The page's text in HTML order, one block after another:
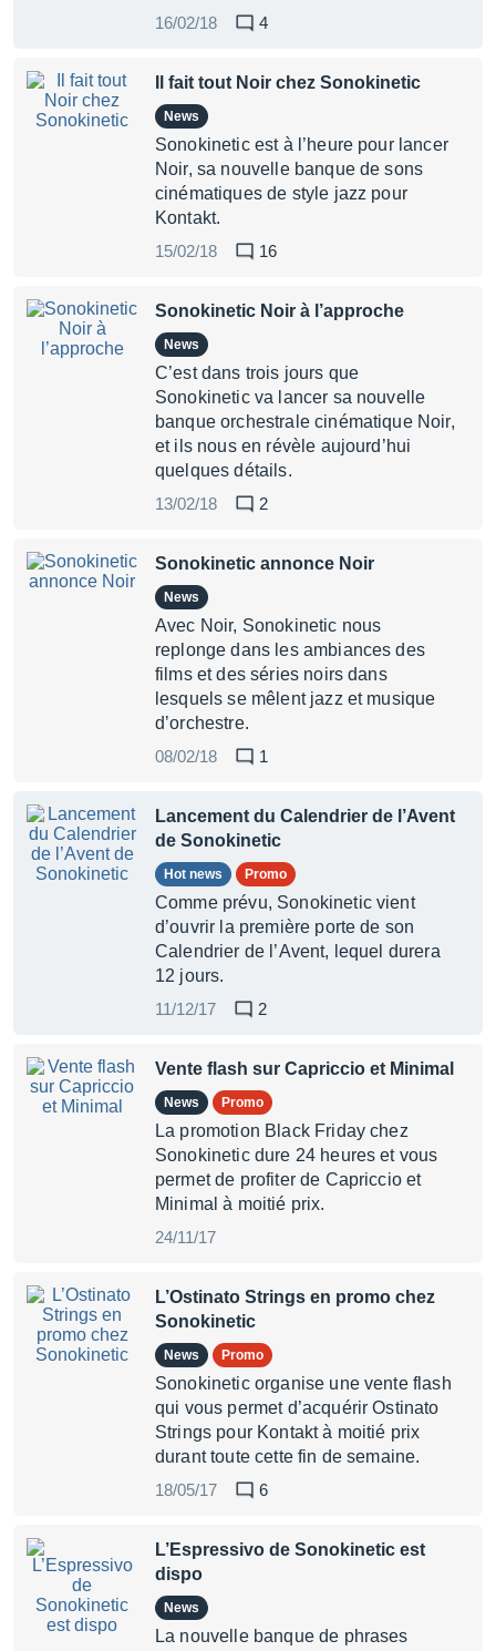
16/02/18
4
Il fait tout Noir chez Sonokinetic
News
Sonokinetic est à l’heure pour lancer
Noir, sa nouvelle banque de sons
cinématiques de style jazz pour
Kontakt.
15/02/18
16
Sonokinetic Noir à l’approche
News
C’est dans trois jours que
Sonokinetic va lancer sa nouvelle
banque orchestrale cinématique Noir,
et ils nous en révèle aujourd’hui
quelques détails.
13/02/18
2
Sonokinetic annonce Noir
News
Avec Noir, Sonokinetic nous
replonge dans les ambiances des
films et des séries noirs dans
lesquels se mêlent jazz et musique
d’orchestre.
08/02/18
1
Lancement du Calendrier de l’Avent
de Sonokinetic
Hot news Promo
Comme prévu, Sonokinetic vient
d’ouvrir la première porte de son
Calendrier de l’Avent, lequel durera
12 jours.
11/12/17
2
Vente flash sur Capriccio et Minimal
News Promo
La promotion Black Friday chez
Sonokinetic dure 24 heures et vous
permet de profiter de Capriccio et
Minimal à moitié prix.
24/11/17
L’Ostinato Strings en promo chez
Sonokinetic
News Promo
Sonokinetic organise une vente flash
qui vous permet d’acquérir Ostinato
Strings pour Kontakt à moitié prix
durant toute cette fin de semaine.
18/05/17
6
L’Espressivo de Sonokinetic est
dispo
News
La nouvelle banque de phrases